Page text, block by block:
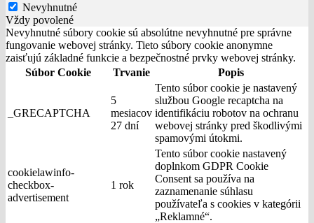
Nevyhnutné
Vždy povolené
Nevyhnutné súbory cookie sú absolútne nevyhnutné pre správne
fungovanie webovej stránky. Tieto súbory cookie anonymne
zaisťujú základné funkcie a bezpečnostné prvky webovej stránky.
Súbor Cookie
Trvanie Popis
_GRECAPTCHA
5
mesiacov
27 dní
Tento súbor cookie je nastavený
službou Google recaptcha na
identifikáciu robotov na ochranu
webovej stránky pred škodlivými
spamovými útokmi.
cookielawinfo-
checkbox-
advertisement
1 rok
Tento súbor cookie nastavený
doplnkom GDPR Cookie
Consent sa používa na
zaznamenanie súhlasu
používateľa s cookies v kategórii
„Reklamné“.